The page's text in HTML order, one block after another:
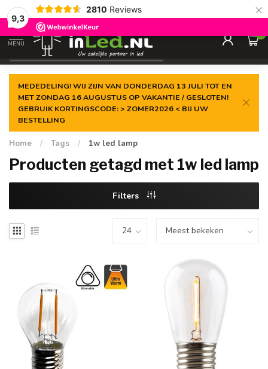
9,3
2810 Reviews ×
Gegarandeerde delaagste prijs
MENU
0
MEDEDELING! WIJ ZIJN VAN DONDERDAG 13 JULI TOT EN
MET ZONDAG 16 AUGUSTUS OP VAKANTIE / GESLOTEN!
GEBRUIK KORTINGSCODE: > ZOMER2026 < BIJ UW
BESTELLING
Home / Tags / 1w led lamp
Producten getagd met 1w led lamp
Filters